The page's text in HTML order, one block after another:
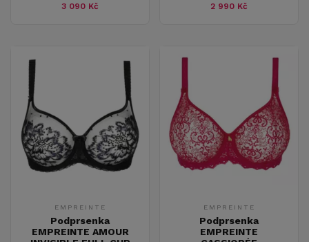
3 090 Kč 2 990 Kč
EMPREINTE
Podprsenka
EMPREINTE AMOUR
EMPREINTE
Podprsenka
EMPREINTE